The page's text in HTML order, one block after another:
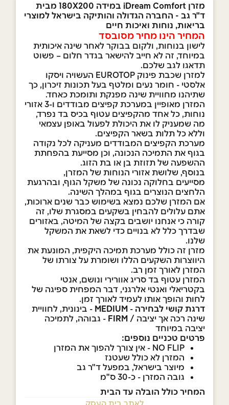
מזרן iDream Comfort במידה 180X200 מבית
ד"ר גב - החברה הגדולה והותיקה בישראל למוצרי
בריאות, נוחות ואיכות חיים
המחיר הינו מחיר מסובסד
לישון בנוחות, ולקום בבוקר לאחר שינה איכותית
במיוחד, זה לא חייב להישאר בגדר חלום – פשוט
תדאגו לגב שלכם.
למזרן שכבת פינוק EUROTOP העשויה ויסקו
אלסטי - חומר נעים ומלטף בעל תכונות זיכרון, כך
שתיהנו מחוויית שינה מפנקת ותומכת כאחד.
המזרן מאופיין במערכת קפיצים מבודדים ו-3 אזורי
נוחות, כל אחד מהקפיצים עטוף בכיס בד נפרד,
מה שמעניק לו את היכולת לפעול באופן עצמאי
וללא כל תלות בשאר הקפיצים.
מערכת הקפיצים המבודדים מעניקה לכל נקודה
בגוף את התמיכה הנכונה, וכן מסייעת בהפחתת
ההשפעה של תזוזת בן או בת הזוג.
בנוסף, שלושת אזורי הנוחות של המזרן,
מסייעים בחלוקה נכונה של משקל הגוף, ובהרגעת
הלחצים הנוצרים בגוף במהלך השינה.
אם המזרן שלכם נמצא בשימוש כבר שנים ארוכות,
אתם עלולים להבחין בשקעים במסגרת שלו, זה
קורה כי אנחנו יושבים בקצה של המיטה, באזורים
שבדרך כלל לא בנויים כדי לשאת את המשקל
שלנו.
מזרן זה כולל מערכת תמיכה היקפית, המונעת את
היווצרות השקעים הללו ושומרת על צורתו של
המזרן לאורך זמן רב.
המזרן עטוף בד סריג אוורירי ונושם, אנטי
בקטריאלי ואנטי אלרגני, דבר המפחית ספיגה של
לחות והופך אותו לעמיד לאורך זמן.
דרגת קושי לבחירה -
MEDIUM - בינונית, לחוויית
שינה רכה אך יציבה / FIRM - גבוהה, לתמיכה
יציבה במיוחד
פרטים טכניים נוספים:
NO FLIP - אין צורך להפוך את המזרן
המזרן לא כולל שעטנז
מיוצר בישראל, במפעל ד"ר גב
גובה המזרן - כ-30 ס"מ
המחיר כולל הובלה עד הבית
לאתר בית העסק